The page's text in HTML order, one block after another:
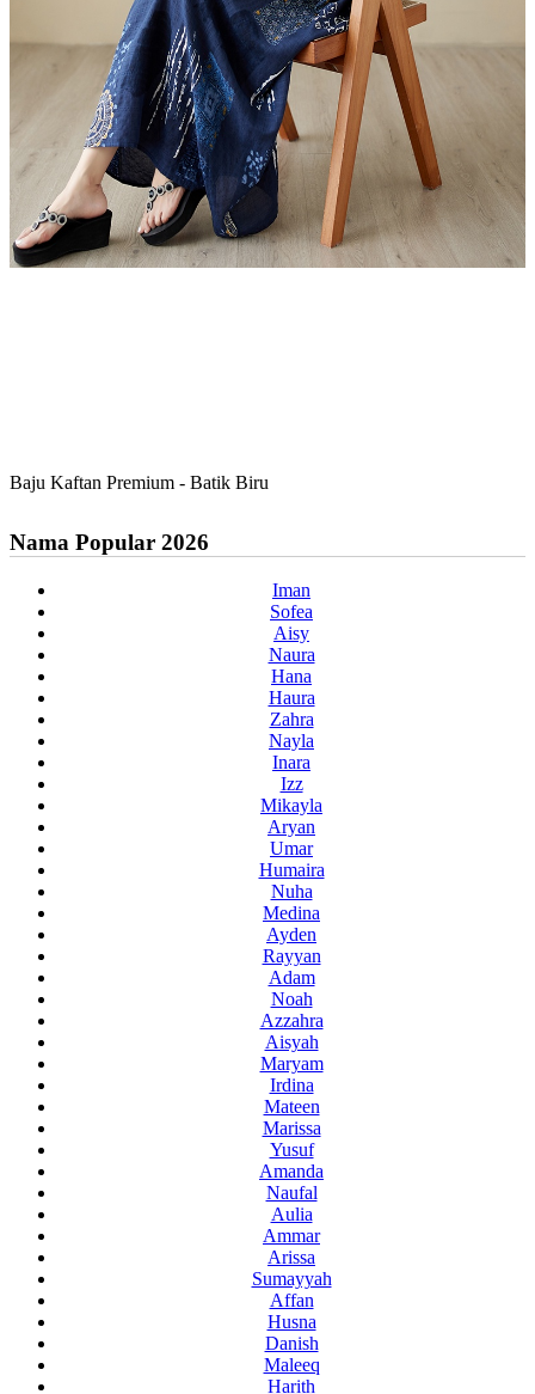
Baju Kaftan Premium - Batik Biru
Nama Popular 2026
Iman
Sofea
Aisy
Naura
Hana
Haura
Zahra
Nayla
Inara
Izz
Mikayla
Aryan
Umar
Humaira
Nuha
Medina
Ayden
Rayyan
Adam
Noah
Azzahra
Aisyah
Maryam
Irdina
Mateen
Marissa
Yusuf
Amanda
Naufal
Aulia
Ammar
Arissa
Sumayyah
Affan
Husna
Danish
Maleeq
Harith